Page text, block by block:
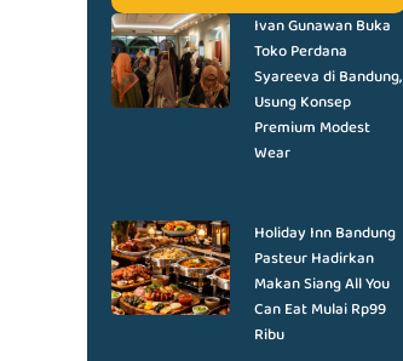
Ivan Gunawan Buka
Toko Perdana
Syareeva di Bandung,
Usung Konsep
Premium Modest
Wear
Holiday Inn Bandung
Pasteur Hadirkan
Makan Siang All You
Can Eat Mulai Rp99
Ribu